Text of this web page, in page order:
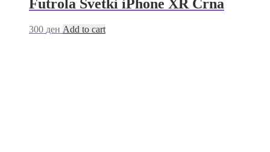
Futrola Svetki iPhone XR Crna
300 ден Add to cart